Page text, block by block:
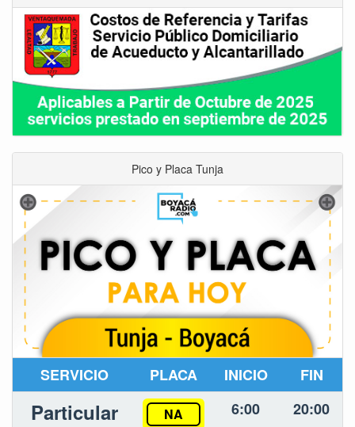
Pico y Placa Tunja
SERVICIO PLACA INICIO FIN
Particular NA 6:00 20:00